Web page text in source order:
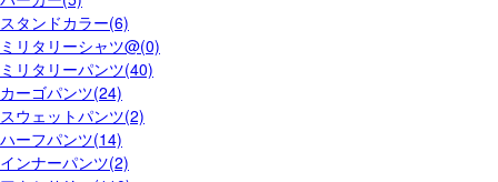
スタンドカラー(6)
ミリタリーシャツ@(0)
ミリタリーパンツ(40)
カーゴパンツ(24)
スウェットパンツ(2)
ハーフパンツ(14)
インナーパンツ(2)